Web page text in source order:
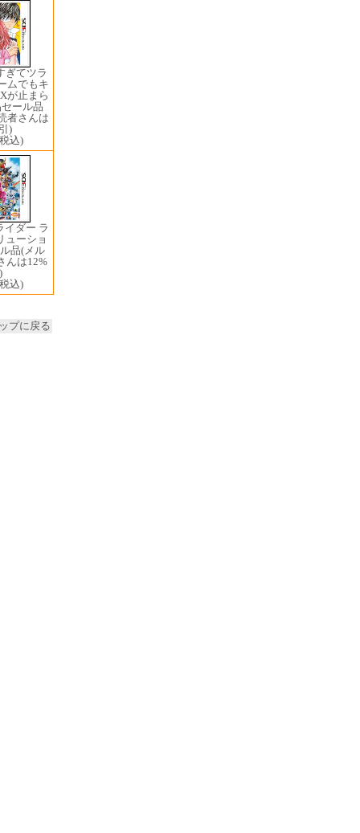
ぎてツラ
ムでもキ
が止まら
ール品
者さんは
)
込)
イダー ラ
ューショ
品(メル
んは12%
込)
プに戻る